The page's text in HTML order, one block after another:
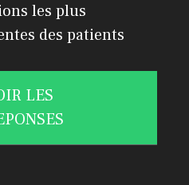
les plus
des patients
LES